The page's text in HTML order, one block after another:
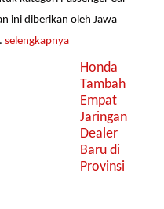
ini diberikan oleh Jawa
selengkapnya
Honda
Tambah
Empat
Jaringan
Dealer
Baru di
Provinsi